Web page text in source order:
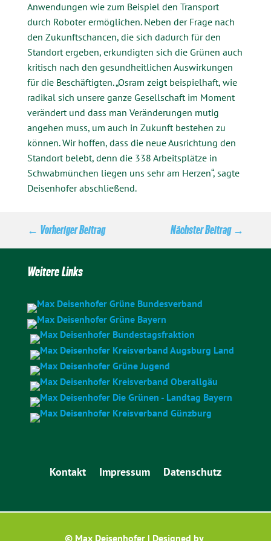
Anwendungen wie zum Beispiel den Transport
durch Roboter ermöglichen. Neben der Frage nach
den Zukunftschancen, die sich dadurch für den
Standort ergeben, erkundigten sich die Grünen auch
kritisch nach den gesundheitlichen Auswirkungen
für die Beschäftigten. „Osram zeigt beispielhaft, wie
radikal sich unsere ganze Gesellschaft im Moment
verändert und dass man Veränderungen mutig
angehen muss, um auch in Zukunft bestehen zu
können. Wir hoffen, dass die neue Ausrichtung den
Standort belebt, denn die 338 Arbeitsplätze in
Schwabmünchen liegen uns sehr am Herzen“, sagte
Deisenhofer abschließend.
← Vorheriger Beitrag Nächster Beitrag→
Weitere Links
Kontakt Impressum Datenschutz
© Max Deisenhofer | Designed by